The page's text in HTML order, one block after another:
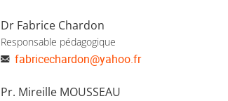
Dr Fabrice Chardon
Responsable pédagogique
fabricechardon@yahoo.fr
Pr. Mireille MOUSSEAU